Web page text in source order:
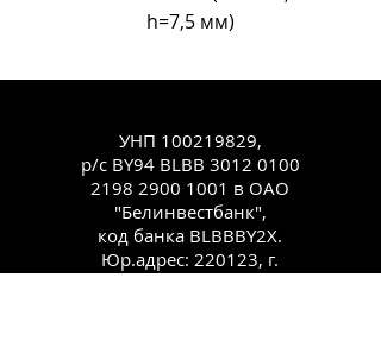
h=7,5 мм)
УНП 100219829,
р/с BY94 BLBB 3012 0100
2198 2900 1001 в ОАО
"Белинвестбанк",
код банка BLBBBY2X.
Юр.адрес: 220123, г.